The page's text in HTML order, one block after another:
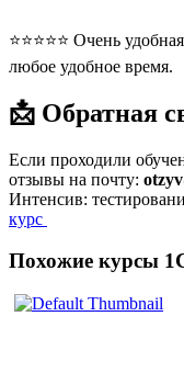
⭐⭐⭐⭐⭐ Очень
любое удобное время.
📩 Обратная
Если проходили
отзывы на почту:
Интенсив:
курс
Похожие курсы